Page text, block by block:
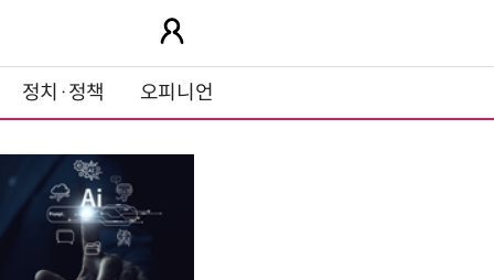
정치·정책 오피니언